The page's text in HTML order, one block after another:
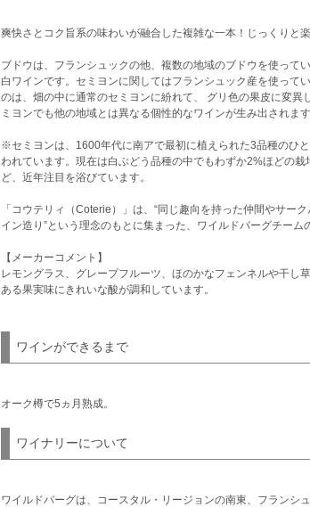
爽快さとコク旨系の味わいが融合した複雑な一本！じっくりと
ブドウは、フランシュックの他、複数の地域のブドウを使って
白ワインです。セミヨンに関してはフランシュック産を使っ
のは、畑の中に通常のセミヨンに紛れて、 グリ色の果皮に変
ミヨンでも他の地域とは異なる個性的なワインが生み出されます
※セミヨンは、1600年代に南アで最初に植えられた3品種のひ
われています。現在は白ぶどう品種の中でもわずか2%ほどの
ど、近年注目を浴びています。
「コウテリィ（Coterie）」は、“同じ趣向を持った仲間やサー
イン造り”という理念のもとに集まった、ワイルドバーグチーム
【メーカーコメント】
レモングラス、グレープフルーツ、ほのかなフェンネルや干し
ある果実味にきれいな酸が調和しています。
ワインができるまで
オーク樽で5ヵ月熟成。
ワイナリーについて
ワイルドバーグは、コースタル・リージョンの南東、フランシ